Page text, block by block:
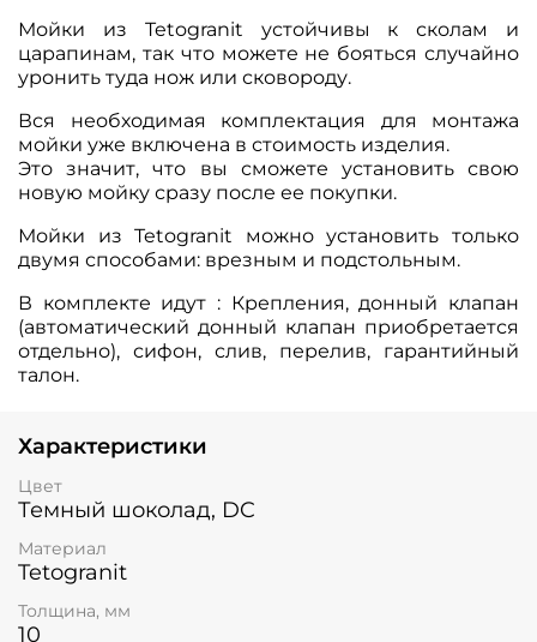
Мойки из Tetogranit устойчивы к сколам и
царапинам, так что можете не бояться случайно
уронить туда нож или сковороду.
Вся необходимая комплектация для монтажа
мойки уже включена в стоимость изделия.
Это значит, что вы сможете установить свою
новую мойку сразу после ее покупки.
Мойки из Tetogranit можно установить только
двумя способами: врезным и подстольным.
В комплекте идут : Крепления, донный клапан
(автоматический донный клапан приобретается
отдельно), сифон, слив, перелив, гарантийный
талон.
Характеристики
Цвет
Темный шоколад, DC
Материал
Tetogranit
Толщина, мм
10